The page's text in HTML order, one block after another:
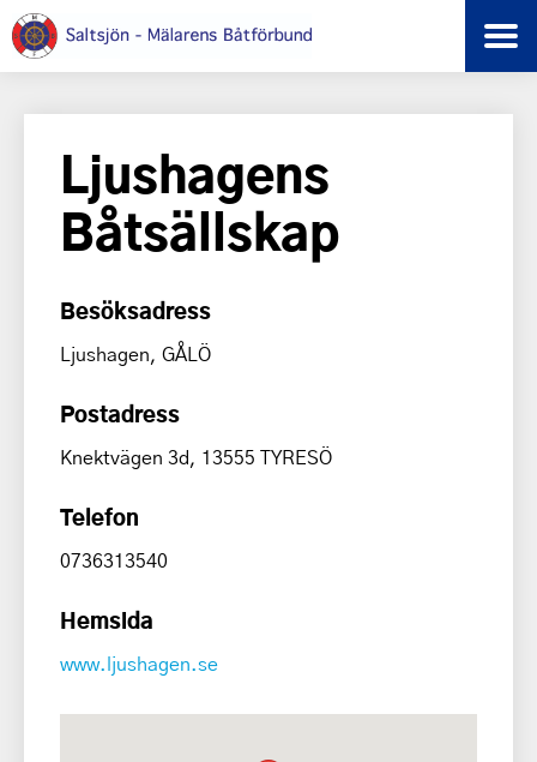
Ljushagens
Båtsällskap
Besöksadress
Ljushagen, GÅLÖ
Postadress
Knektvägen 3d, 13555 TYRESÖ
Telefon
0736313540
Hemsida
www.ljushagen.se